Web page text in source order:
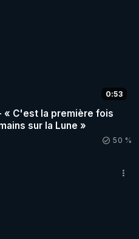
0:53
« C'est la première fois
sur la Lune »
50 %